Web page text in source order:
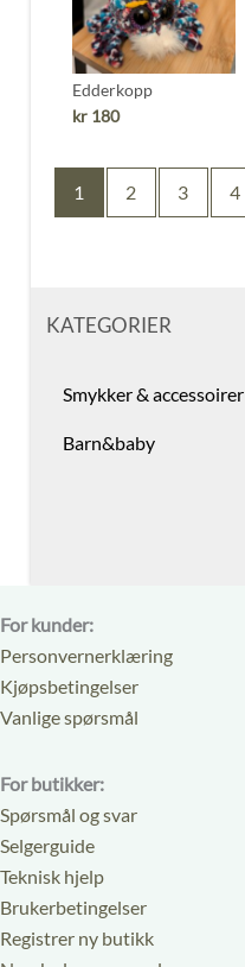
Edderkopp
kr180
1 2 3 4
KATEGORIER
Smykker & accessoirer
Barn&baby
For kunder:
Personvernerklæring
Kjøpsbetingelser
Vanlige spørsmål
For butikker:
Spørsmål og svar
Selgerguide
Teknisk hjelp
Brukerbetingelser
Registrer ny butikk